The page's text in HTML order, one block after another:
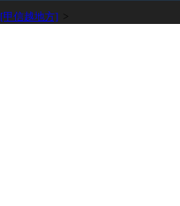
[甲信越地方]